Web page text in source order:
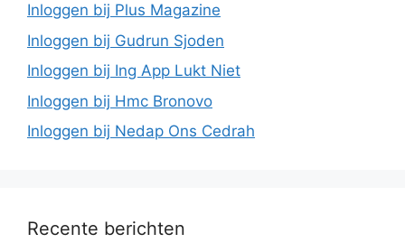
Inloggen bij Plus Magazine
Inloggen bij Gudrun Sjoden
Inloggen bij Ing App Lukt Niet
Inloggen bij Hmc Bronovo
Inloggen bij Nedap Ons Cedrah
Recente berichten